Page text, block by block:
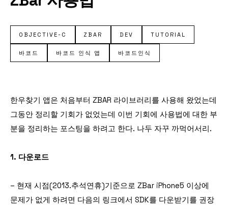
OBJECTIVE-C ZBAR DEV TUTORIAL
바코드 바코드 인식 앱 바코드인식
한우찾기 앱은 처음부터 ZBAR 라이브러리를 사용해 왔었는데
그동안 정리할 기회가 없었는데 이번 기회에 사용법에 대한 부
분을 정리하는 포스팅을 하려고 한다. 나두 자꾸 까먹어서리.
1. 다운로드
– 현재 시점(2013.추석연휴)기준으로 ZBar iPhone5 이상에
문제가 없게 하려면 다음의 링크에서 SDK를 다운받기를 권장